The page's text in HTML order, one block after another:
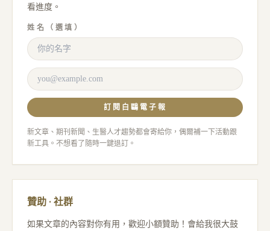
看進度。
姓名（選填）
訂閱白鷗電子報
新文章、期刊新聞、生醫人才趨勢都會寄給你，偶爾補一下活動跟
新工具。不想看了隨時一鍵退訂。
贊助 · 社群
如果文章的內容對你有用，歡迎小額贊助！會給我很大鼓